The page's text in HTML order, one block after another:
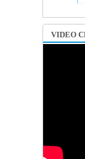
VIDEO